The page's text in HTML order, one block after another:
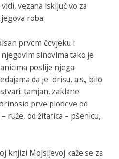
vezana isključivo za
roba.
prvom čovjeku i
sinovima tako je
poslije njega.
da je Idrisu, a.s., bilo
tamjan, zaklane
prve plodove od
ruže, od žitarica – pšenicu,
knjizi Mojsijevoj kaže se za